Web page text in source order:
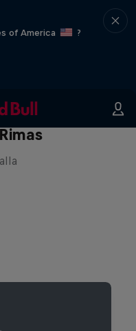
of America
?
Historia: